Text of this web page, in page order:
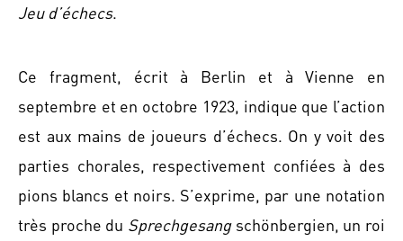
Jeu d’échecs.
Ce fragment, écrit à Berlin et à Vienne en
septembre et en octobre 1923, indique que l’action
est aux mains de joueurs d’échecs. On y voit des
parties chorales, respectivement confiées à des
pions blancs et noirs. S’exprime, par une notation
très proche du Sprechgesangschönbergien, un roi